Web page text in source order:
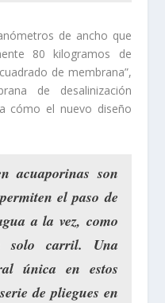
de ancho que
80 kilogramos de
de membrana”,
de desalinización
cómo el nuevo diseño
acuaporinas son
el paso de
a la vez, como
solo carril. Una
única en estos
de pliegues en